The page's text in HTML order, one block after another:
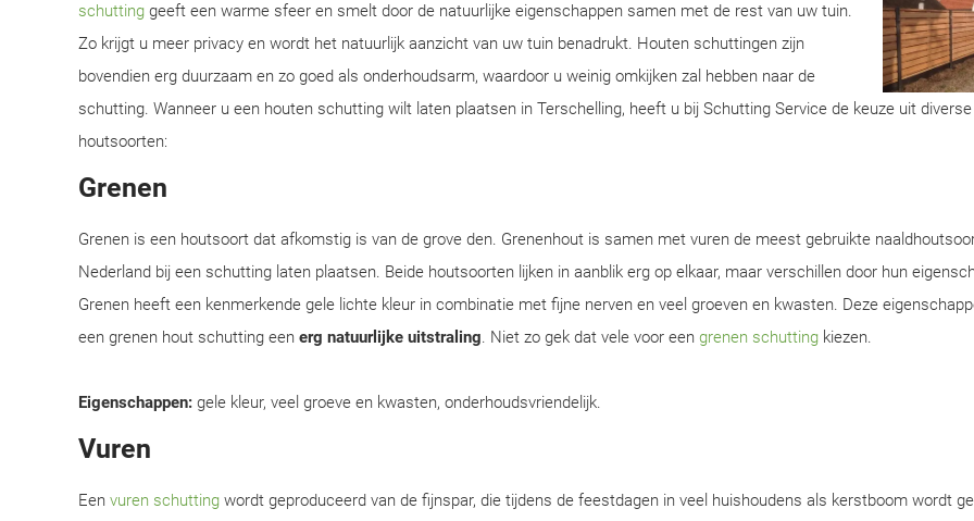
schutting geeft een warme sfeer en smelt door de natuurlijke eigenschappen samen met de rest van uw tuin.
Zo krijgt u meer privacy en wordt het natuurlijk aanzicht van uw tuin benadrukt. Houten schuttingen zijn
bovendien erg duurzaam en zo goed als onderhoudsarm, waardoor u weinig omkijken zal hebben naar de
schutting. Wanneer u een houten schutting wilt laten plaatsen in Terschelling, heeft u bij Schutting Service de keuze uit diverse
houtsoorten:
Grenen
Grenen is een houtsoort dat afkomstig is van de grove den. Grenenhout is samen met vuren de meest gebruikte
Nederland bij een schutting laten plaatsen. Beide houtsoorten lijken in aanblik erg op elkaar, maar verschillen door hun
Grenen heeft een kenmerkende gele lichte kleur in combinatie met fijne nerven en veel groeven en kwasten. Deze
een grenen hout schutting een erg natuurlijke uitstraling. Niet zo gek dat vele voor een grenen schutting kiezen.
Eigenschappen: gele kleur, veel groeve en kwasten, onderhoudsvriendelijk.
Vuren
Een vuren schutting wordt geproduceerd van de fijnspar, die tijdens de feestdagen in veel huishoudens als kerstboom wordt